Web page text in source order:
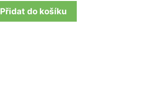
Přidat do košíku